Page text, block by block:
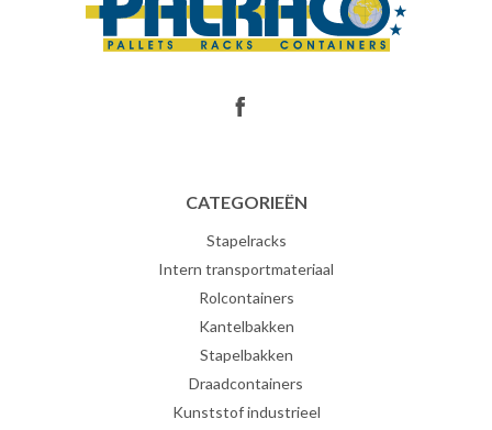
CATEGORIEËN
Stapelracks
Intern transportmateriaal
Rolcontainers
Kantelbakken
Stapelbakken
Draadcontainers
Kunststof industrieel